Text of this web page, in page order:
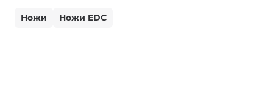
Ножи Ножи EDC